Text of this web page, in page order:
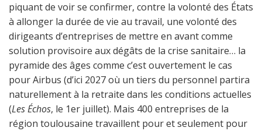
piquant de voir se confirmer, contre la volonté des États
à allonger la durée de vie au travail, une volonté des
dirigeants d’entreprises de mettre en avant comme
solution provisoire aux dégâts de la crise sanitaire… la
pyramide des âges comme c’est ouvertement le cas
pour Airbus (d’ici 2027 où un tiers du personnel partira
naturellement à la retraite dans les conditions actuelles
(Les Échos, le 1er juillet). Mais 400 entreprises de la
région toulousaine travaillent pour et seulement pour